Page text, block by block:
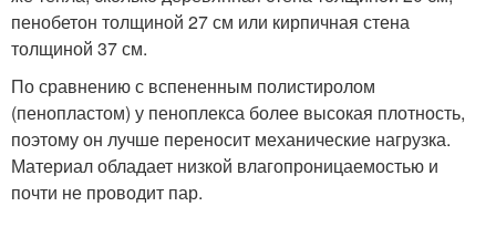
пенобетон толщиной 27 см или кирпичная стена
толщиной 37 см.
По сравнению с вспененным полистиролом
(пенопластом) у пеноплекса более высокая плотность,
поэтому он лучше переносит механические нагрузка.
Материал обладает низкой влагопроницаемостью и
почти не проводит пар.